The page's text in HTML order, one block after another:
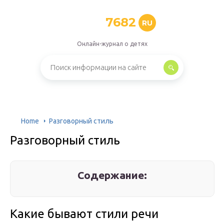
7682 RU
Онлайн-журнал о детях
Home Разговорный стиль
Разговорный стиль
Содержание:
Какие бывают стили речи